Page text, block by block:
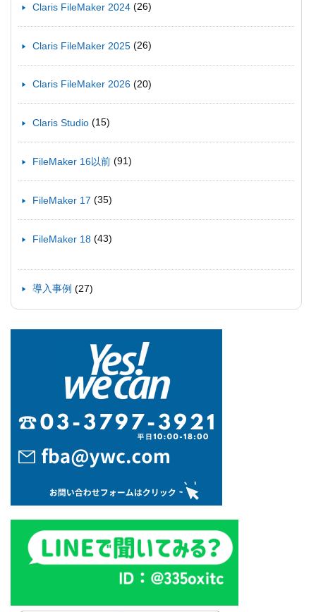
Claris FileMaker 2024 (26)
Claris FileMaker 2025 (26)
Claris FileMaker 2026 (20)
Claris Studio (15)
FileMaker 16以前 (91)
FileMaker 17 (35)
FileMaker 18 (43)
導入事例 (27)